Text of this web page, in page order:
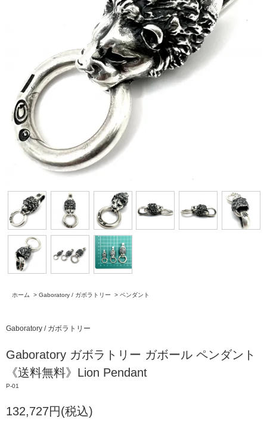
ホーム > Gaboratory / ガボラトリー > ペンダント
Gaboratory / ガボラトリー
Gaboratory ガボラトリー ガボール ペンダント
《送料無料》Lion Pendant
P-01
132,727円(税込)